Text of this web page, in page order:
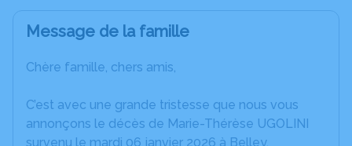
Message de la famille
Chère famille, chers amis,
C’est avec une grande tristesse que nous vous
annonçons le décès de Marie-Thérèse UGOLINI
survenu le mardi 06 janvier 2026 à Belley.